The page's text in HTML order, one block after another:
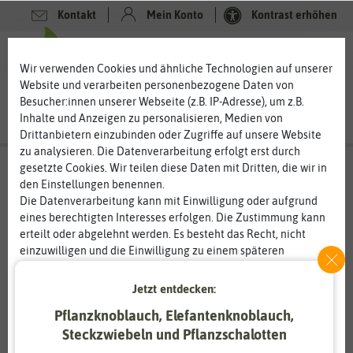
Kontakt Mein Konto Kontrast erhöhen
Wir verwenden Cookies und ähnliche Technologien auf unserer
Website und verarbeiten personenbezogene Daten von
Besucher:innen unserer Webseite (z.B. IP-Adresse), um z.B.
Inhalte und Anzeigen zu personalisieren, Medien von
Drittanbietern einzubinden oder Zugriffe auf unsere Website
zu analysieren. Die Datenverarbeitung erfolgt erst durch
gesetzte Cookies. Wir teilen diese Daten mit Dritten, die wir in
den Einstellungen benennen.
Die Datenverarbeitung kann mit Einwilligung oder aufgrund
eines berechtigten Interesses erfolgen. Die Zustimmung kann
erteilt oder abgelehnt werden. Es besteht das Recht, nicht
einzuwilligen und die Einwilligung zu einem späteren
Informationen zur Verwendung personenbezogener Daten und
Essenziell Statistik
Jetzt entdecken:
Pflanzknoblauch, Elefantenknoblauch,
Steckzwiebeln und Pflanzschalotten